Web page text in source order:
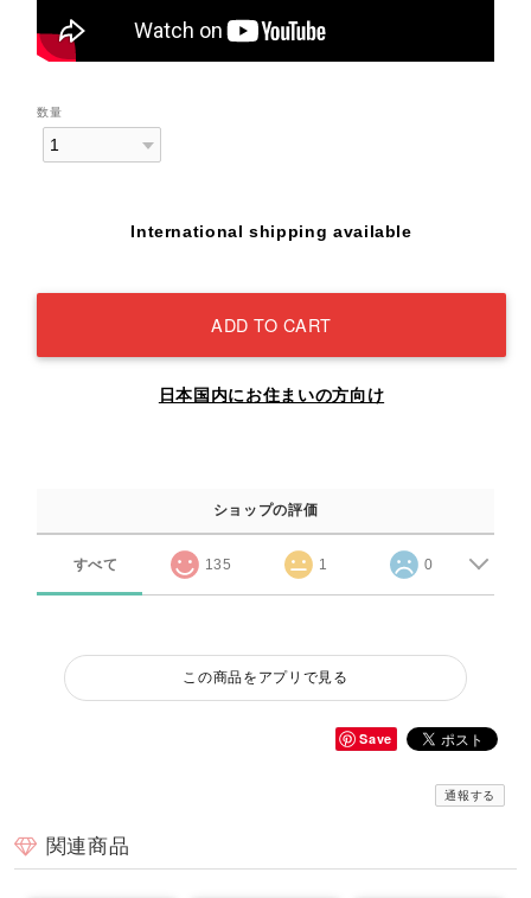
数量
International shipping available
ADD TO CART
日本国内にお住まいの方向け
ショップの評価
すべて 135 1 0
この商品をアプリで見る
Save
通報する
関連商品